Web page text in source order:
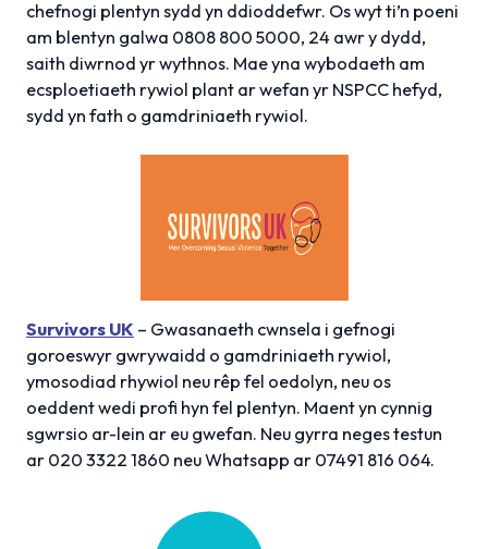
chefnogi plentyn sydd yn ddioddefwr. Os wyt ti’n poeni
am blentyn galwa 0808 800 5000, 24 awr y dydd,
saith diwrnod yr wythnos. Mae yna wybodaeth am
ecsploetiaeth rywiol plant ar wefan yr NSPCC hefyd,
sydd yn fath o gamdriniaeth rywiol.
Survivors UK – Gwasanaeth cwnsela i gefnogi
goroeswyr gwrywaidd o gamdriniaeth rywiol,
ymosodiad rhywiol neu rêp fel oedolyn, neu os
oeddent wedi profi hyn fel plentyn. Maent yn cynnig
sgwrsio ar-lein ar eu gwefan. Neu gyrra neges testun
ar 020 3322 1860 neu Whatsapp ar 07491 816 064.